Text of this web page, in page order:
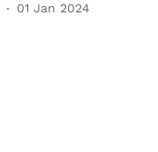
01 Jan 2024